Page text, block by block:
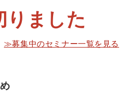
りました
≫募集中のセミナー一覧を見る